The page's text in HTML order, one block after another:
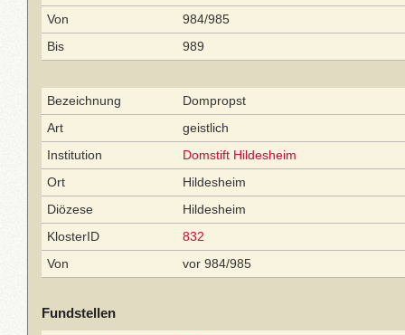
Von
984/985
Bis
989
Bezeichnung
Dompropst
Art
geistlich
Institution
Domstift Hildesheim
Ort
Hildesheim
Diözese
Hildesheim
KlosterID
832
Von
vor 984/985
Fundstellen